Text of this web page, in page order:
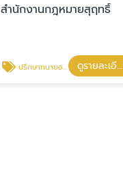
สำนักงานกฎหมายสุฤทธิ์
ปรึกษาทนายออนไลน์24ชม ดูรายละเอียด